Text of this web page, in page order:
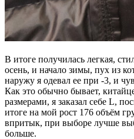
В итоге получилась легкая,
осень, и начало зимы, пух из
наружу я одевал ее при -3, и
Как это обычно бывает,
размерами, я заказал себе L,
итоге на мой рост 176 объём
впритык, при выборе лучше
больше.